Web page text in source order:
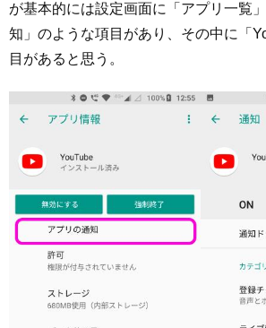
が基本的には設定画面に「アプリ一覧
知」のような項目があり、その中に「
目があると思う。